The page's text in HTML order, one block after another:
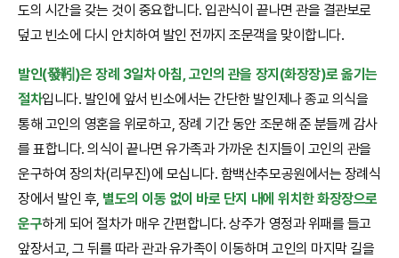
도의 시간을 갖는 것이 중요합니다. 입관식이 끝나면 관을 결관보로
덮고 빈소에 다시 안치하여 발인 전까지 조문객을 맞이합니다.
발인(發靷)은 장례 3일차 아침, 고인의 관을 장지(화장장)로 옮기는
절차입니다. 발인에 앞서 빈소에서는 간단한 발인제나 종교 의식을
통해 고인의 영혼을 위로하고, 장례 기간 동안 조문해 준 분들께 감사
를 표합니다. 의식이 끝나면 유가족과 가까운 친지들이 고인의 관을
운구하여 장의차(리무진)에 모십니다. 함백산추모공원에서는 장례식
장에서 발인 후, 별도의 이동 없이 바로 단지 내에 위치한 화장장으로
운구하게 되어 절차가 매우 간편합니다. 상주가 영정과 위패를 들고
앞장서고, 그 뒤를 따라 관과 유가족이 이동하며 고인의 마지막 길을